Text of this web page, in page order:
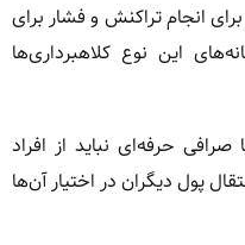
انجام تراکنش و فشار برای
این نوع کلاهبرداری‌ها
حرفه‌ای نباید از افراد
پول دیگران در اختیار آن‌ها